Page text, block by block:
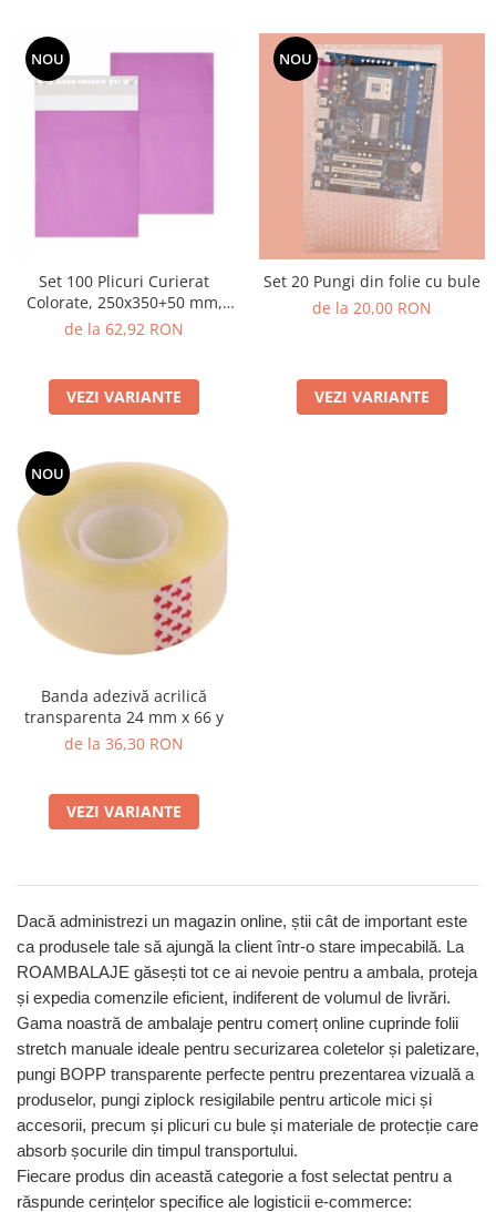
NOU
Set 100 Plicuri Curierat
Colorate, 250x350+50 mm,
Autoadezive
de la 62,92 RON
VEZI VARIANTE
NOU
Set 20 Pungi din folie cu bule
de la 20,00 RON
VEZI VARIANTE
NOU
Banda adezivă acrilică
transparenta 24 mm x 66 y
de la 36,30 RON
VEZI VARIANTE
Dacă administrezi un magazin online, știi cât de important este
ca produsele tale să ajungă la client într-o stare impecabilă. La
ROAMBALAJE găsești tot ce ai nevoie pentru a ambala, proteja
și expedia comenzile eficient, indiferent de volumul de livrări.
Gama noastră de ambalaje pentru comerț online cuprinde folii
stretch manuale ideale pentru securizarea coletelor și paletizare,
pungi BOPP transparente perfecte pentru prezentarea vizuală a
produselor, pungi ziplock resigilabile pentru articole mici și
accesorii, precum și plicuri cu bule și materiale de protecție care
absorb șocurile din timpul transportului.
Fiecare produs din această categorie a fost selectat pentru a
răspunde cerințelor specifice ale logisticii e-commerce: